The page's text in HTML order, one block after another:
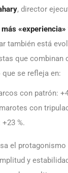
, director
también está
que combinan
se refleja en:
con patrón:
con
%.
el
y